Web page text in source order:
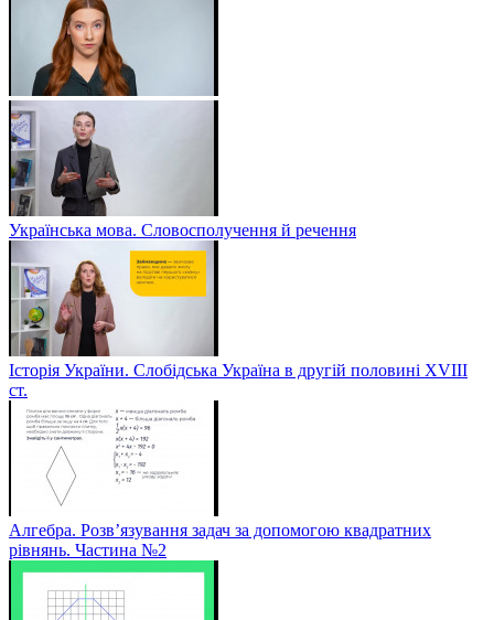
Українська мова. Словосполучення й речення
Історія України. Слобідська Україна в другій половині ХVIIІ
ст.
Алгебра. Розв’язування задач за допомогою квадратних
рівнянь. Частина №2